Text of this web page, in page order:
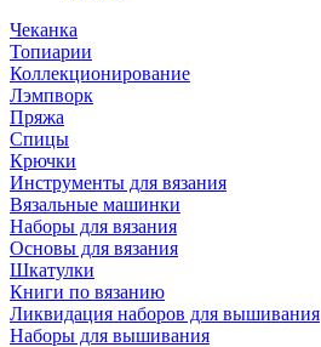
Чеканка
Топиарии
Коллекционирование
Лэмпворк
Пряжа
Спицы
Крючки
Инструменты для вязания
Вязальные машинки
Наборы для вязания
Основы для вязания
Шкатулки
Книги по вязанию
Ликвидация наборов для вышивания
Наборы для вышивания